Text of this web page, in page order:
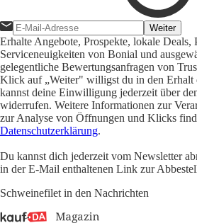
Weiter
Erhalte Angebote, Prospekte, lokale Deals,
Serviceneuigkeiten von Bonial und
gelegentliche Bewertungsanfragen von
Klick auf „Weiter" willigst du in den Erhalt
kannst deine Einwilligung jederzeit über
widerrufen. Weitere Informationen zur
zur Analyse von Öffnungen und Klicks
Datenschutzerklärung.
Du kannst dich jederzeit vom Newsletter
in der E-Mail enthaltenen Link zur
Schweinefilet in den Nachrichten